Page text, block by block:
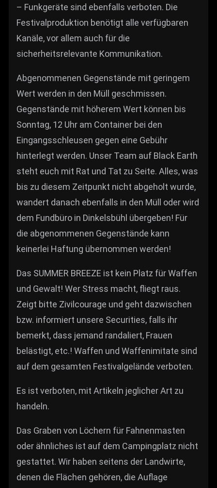
– Funkgeräte sind ebenfalls verboten. Die
Festivalproduktion benötigt alle verfügbaren
Kanäle, vor allem auch für die
sicherheitsrelevante Kommunikation.
Abgenommenen Gegenstände mit geringem
Wert werden in den Müll geschmissen.
Gegenstände mit höherem Wert können bis
Sonntag, 12 Uhr am Container bei den
Eingangsschleusen gegen eine Gebühr
hinterlegt werden. Unser Team auf Black Earth
steht euch mit Rat und Tat zu Seite. Alles, was
bis zu diesem Zeitpunkt nicht abgeholt wurde,
wandert danach ebenfalls in den Müll oder wird
dem Fundbüro in Dinkelsbühl übergeben! Für
die abgenommenen Gegenstände kann
keinerlei Haftung übernommen werden!
Das SUMMER BREEZE ist kein Platz für Waffen
und Gewalt! Wer Stress macht, fliegt raus.
Zeigt bitte Zivilcourage und geht dazwischen
bzw. informiert unsere Securities, falls ihr
bemerkt, dass jemand randaliert, Frauen
belästigt, etc.! Waffen und Waffenimitate sind
auf dem gesamten Festivalgelände verboten.
Es ist verboten, mit Artikeln jeglicher Art zu
handeln.
Das Graben von Löchern für Fahnenmasten
oder ähnliches ist auf dem Campingplatz nicht
gestattet. Wir haben seitens der Landwirte,
denen die Flächen gehören, die Auflage